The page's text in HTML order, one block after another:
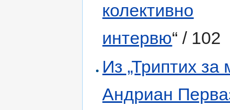
колективно
интервю“ / 102
Из „Триптих за
Андриан